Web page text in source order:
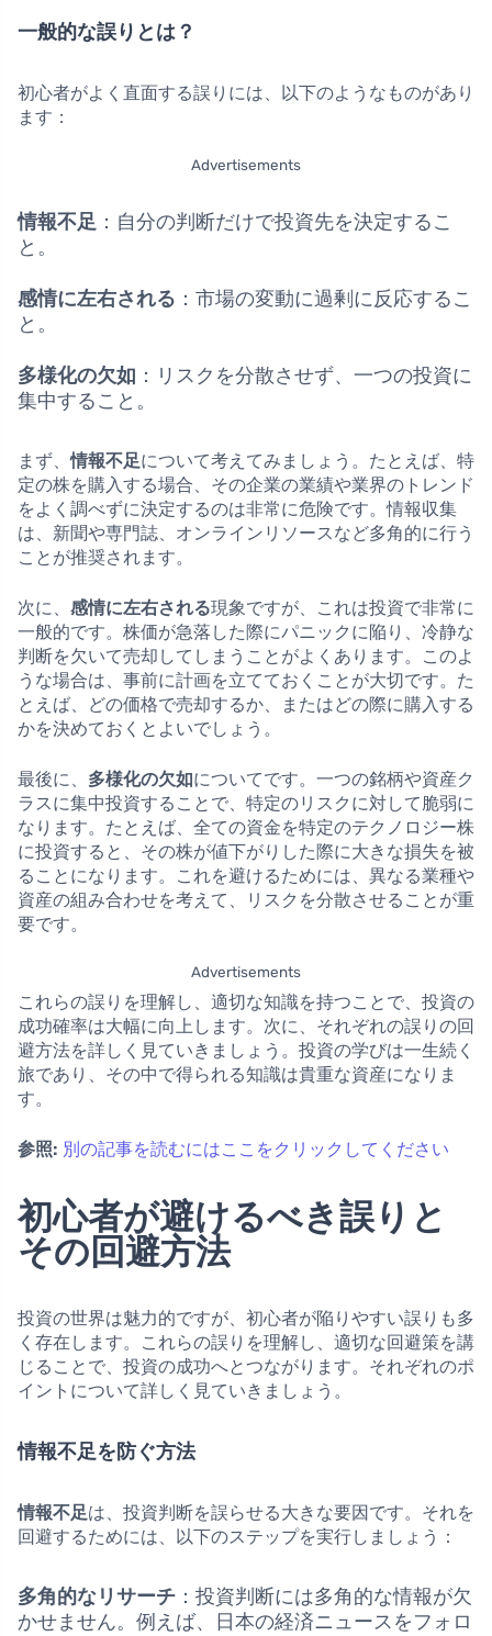
一般的な誤りとは？
初心者がよく直面する誤りには、以下のようなものがあり
ます：
Advertisements
情報不足 ：自分の判断だけで投資先を決定するこ
と。
感情に左右される ：市場の変動に過剰に反応するこ
と。
多様化の欠如 ：リスクを分散させず、一つの投資に
集中すること。
まず、情報不足について考えてみましょう。たとえば、特
定の株を購入する場合、その企業の業績や業界のトレンド
をよく調べずに決定するのは非常に危険です。情報収集
は、新聞や専門誌、オンラインリソースなど多角的に行う
ことが推奨されます。
次に、 感情に左右される現象ですが、これは投資で非常に
一般的です。株価が急落した際にパニックに陥り、冷静な
判断を欠いて売却してしまうことがよくあります。このよ
うな場合は、事前に計画を立てておくことが大切です。た
とえば、どの価格で売却するか、またはどの際に購入する
かを決めておくとよいでしょう。
最後に、 多様化の欠如についてです。一つの銘柄や資産ク
ラスに集中投資することで、特定のリスクに対して脆弱に
なります。たとえば、全ての資金を特定のテクノロジー株
に投資すると、その株が値下がりした際に大きな損失を被
ることになります。これを避けるためには、異なる業種や
資産の組み合わせを考えて、リスクを分散させることが重
要です。
Advertisements
これらの誤りを理解し、適切な知識を持つことで、投資の
成功確率は大幅に向上します。次に、それぞれの誤りの回
避方法を詳しく見ていきましょう。投資の学びは一生続く
旅であり、その中で得られる知識は貴重な資産になりま
す。
参照: 別の記事を読むにはここをクリックしてください
初心者が避けるべき誤りと
その回避方法
投資の世界は魅力的ですが、初心者が陥りやすい誤りも多
く存在します。これらの誤りを理解し、適切な回避策を講
じることで、投資の成功へとつながります。それぞれのポ
イントについて詳しく見ていきましょう。
情報不足を防ぐ方法
情報不足は、投資判断を誤らせる大きな要因です。それを
回避するためには、以下のステップを実行しましょう：
多角的なリサーチ ：投資判断には多角的な情報が欠
かせません。例えば、日本の経済ニュースをフォロ